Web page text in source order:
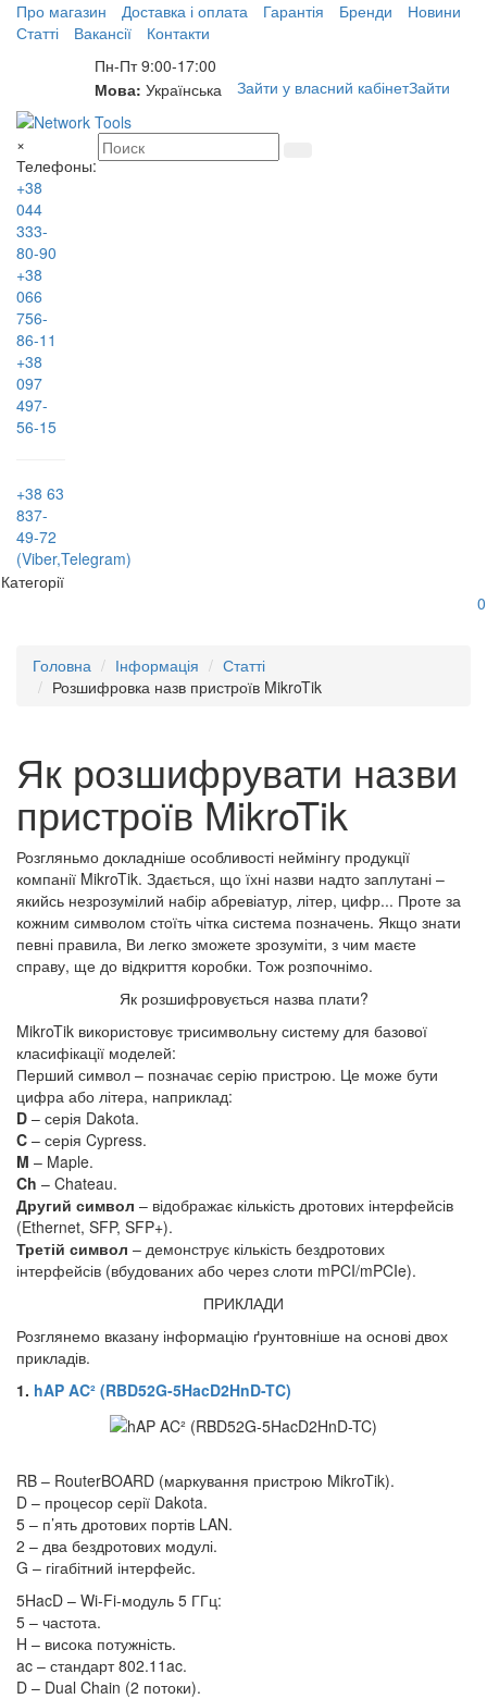
Про магазин Доставка і оплата Гарантія Бренди
Новини
Статті
Вакансії
Контакти
Пн-Пт 9:00-17:00
Мова: Українська Зайти у власний кабінетЗайти
×
Телефоны:
+38
044
333-
80-90
+38
066
756-
86-11
+38
097
497-
56-15
+38 63
837-
49-72
(Viber,Telegram)
Категорії
0
Головна Інформація
Статті
Розшифровка назв пристроїв MikroTik
Як розшифрувати назви
пристроїв MikroTik
Розгляньмо докладніше особливості неймінгу продукції
компанії MikroTik. Здається, що їхні назви надто заплутані –
якийсь незрозумілий набір абревіатур, літер, цифр... Проте за
кожним символом стоїть чітка система позначень. Якщо знати
певні правила, Ви легко зможете зрозуміти, з чим маєте
справу, ще до відкриття коробки. Тож розпочнімо.
Як розшифровується назва плати?
MikroTik використовує трисимвольну систему для базової
класифікації моделей:
Перший символ – позначає серію пристрою. Це може бути
цифра або літера, наприклад:
D – серія Dakota.
C – серія Cypress.
M – Maple.
Ch – Chateau.
Другий символ – відображає кількість дротових інтерфейсів
(Ethernet, SFP, SFP+).
Третій символ – демонструє кількість бездротових
інтерфейсів (вбудованих або через слоти mPCI/mPCIe).
ПРИКЛАДИ
Розглянемо вказану інформацію ґрунтовніше на основі двох
прикладів.
1. hAP AC² (RBD52G-5HacD2HnD-TC)
RB – RouterBOARD (маркування пристрою MikroTik).
D – процесор серії Dakota.
5 – п’ять дротових портів LAN.
2 – два бездротових модулі.
G – гігабітний інтерфейс.
5HacD – Wi-Fi-модуль 5 ГГц:
5 – частота.
H – висока потужність.
ac – стандарт 802.11ac.
D – Dual Chain (2 потоки).